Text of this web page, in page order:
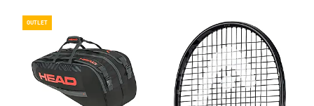
OUTLET